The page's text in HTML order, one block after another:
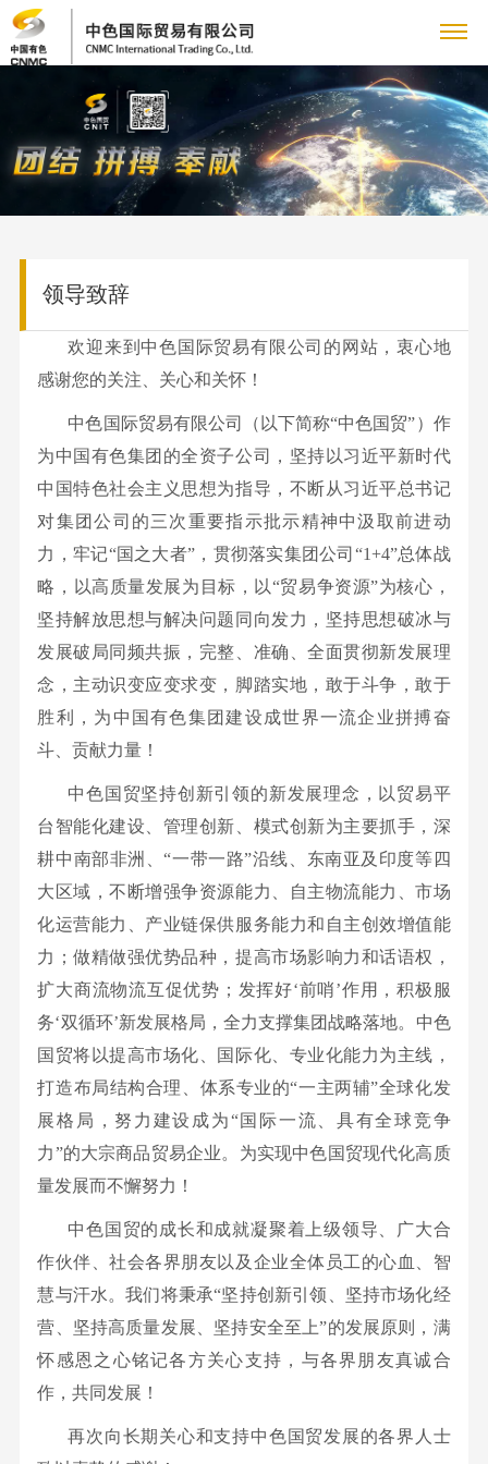
关
于
业
致
辞
管
理
团
队
组
织
机
构
企
业
文
企
业
誉
新
企
业
团
新
闻
国
资
要
闻
企
业
告
视
心
务
业
购
业
务
物
流
业
务
新
能
源
料
业
务
工 工
作
群
团
工
作
纪
检
监
察
力
源
人
才
伍
人
才
招
聘
专
专
栏
系
我
们
信
息
公
开
领导致辞
欢迎来到中色国际贸易有限公司的网站，衷心地
感谢您的关注、关心和关怀！
中色国际贸易有限公司（以下简称“中色国贸”）作
为中国有色集团的全资子公司，坚持以习近平新时代
中国特色社会主义思想为指导，不断从习近平总书记
对集团公司的三次重要指示批示精神中汲取前进动
力，牢记“国之大者”，贯彻落实集团公司“1+4”总体战
略，以高质量发展为目标，以“贸易争资源”为核心，
坚持解放思想与解决问题同向发力，坚持思想破冰与
发展破局同频共振，完整、准确、全面贯彻新发展理
念，主动识变应变求变，脚踏实地，敢于斗争，敢于
胜利，为中国有色集团建设成世界一流企业拼搏奋
斗、贡献力量！
中色国贸坚持创新引领的新发展理念，以贸易平
台智能化建设、管理创新、模式创新为主要抓手，深
耕中南部非洲、“一带一路”沿线、东南亚及印度等四
大区域，不断增强争资源能力、自主物流能力、市场
化运营能力、产业链保供服务能力和自主创效增值能
力；做精做强优势品种，提高市场影响力和话语权，
扩大商流物流互促优势；发挥好‘前哨’作用，积极服
务‘双循环’新发展格局，全力支撑集团战略落地。中色
国贸将以提高市场化、国际化、专业化能力为主线，
打造布局结构合理、体系专业的“一主两辅”全球化发
展格局，努力建设成为“国际一流、具有全球竞争
力”的大宗商品贸易企业。为实现中色国贸现代化高质
量发展而不懈努力！
中色国贸的成长和成就凝聚着上级领导、广大合
作伙伴、社会各界朋友以及企业全体员工的心血、智
慧与汗水。我们将秉承“坚持创新引领、坚持市场化经
营、坚持高质量发展、坚持安全至上”的发展原则，满
怀感恩之心铭记各方关心支持，与各界朋友真诚合
作，共同发展！
再次向长期关心和支持中色国贸发展的各界人士